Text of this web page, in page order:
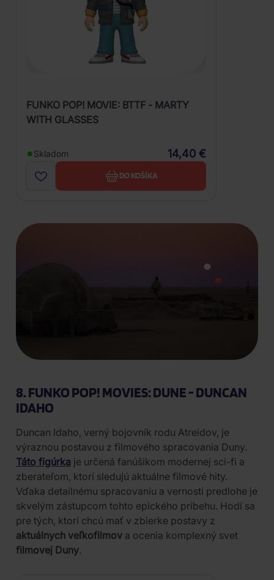
FUNKO POP! MOVIE: BTTF - MARTY
WITH GLASSES
Skladom 14,40 €
DO KOŠÍKA
8. FUNKO POP! MOVIES: DUNE - DUNCAN
IDAHO
Duncan Idaho, verný bojovník rodu Atreidov, je
výraznou postavou z filmového spracovania Duny.
Táto figúrka je určená fanúšikom modernej sci-fi a
zberateľom, ktorí sledujú aktuálne filmové hity.
Vďaka detailnému spracovaniu a vernosti predlohe je
skvelým zástupcom tohto epického príbehu. Hodí sa
pre tých, ktorí chcú mať v zbierke postavy z
aktuálnych veľkofilmov a ocenia komplexný svet
filmovej Duny.